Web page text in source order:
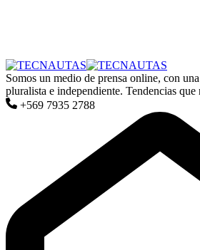
Somos un medio de prensa online, con
pluralista e independiente. Tendencias que
+569 7935 2788